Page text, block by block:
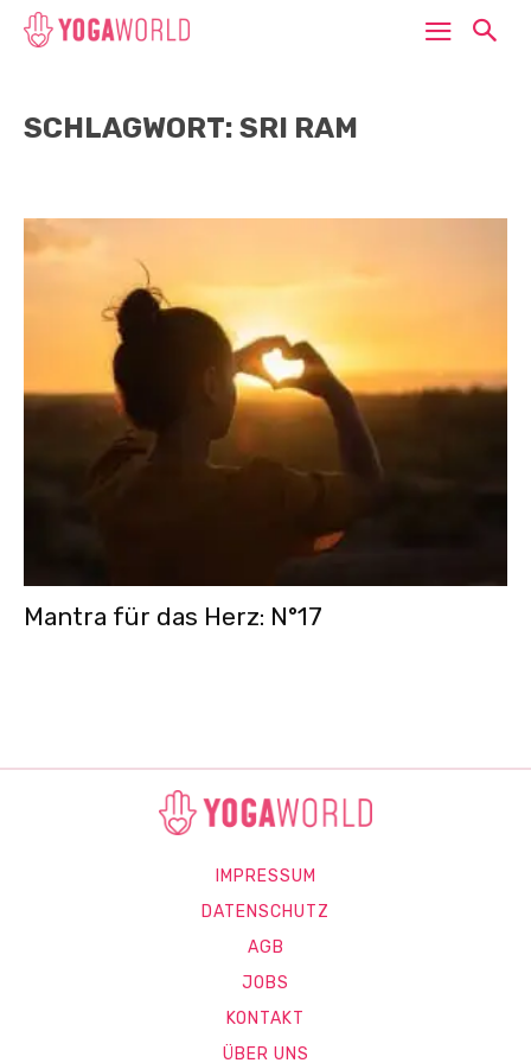
SCHLAGWORT: SRI RAM
Mantra für das Herz: N°17
IMPRESSUM
DATENSCHUTZ
AGB
JOBS
KONTAKT
ÜBER UNS